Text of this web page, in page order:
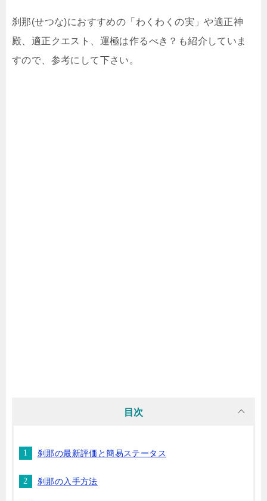
刹那(せつな)におすすめの「わくわくの実」や適正神
殿、適正クエスト、運極は作るべき？も紹介していま
すので、参考にして下さい。
目次
刹那の最新評価と簡易ステータス
刹那の入手方法